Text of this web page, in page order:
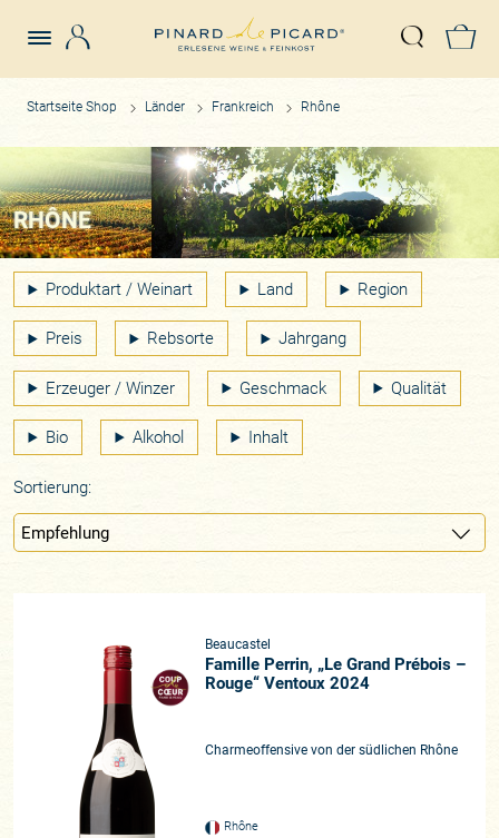
Suche
Startseite Shop Länder Frankreich Rhône
RHÔNE
Produktart / Weinart Land Region
Preis Rebsorte Jahrgang
Erzeuger / Winzer Geschmack Qualität
Bio Alkohol Inhalt
Sortierung:
Beaucastel
Famille Perrin, „Le Grand Prébois –
Rouge“ Ventoux 2024
Charmeoffensive von der südlichen Rhône
Rhône